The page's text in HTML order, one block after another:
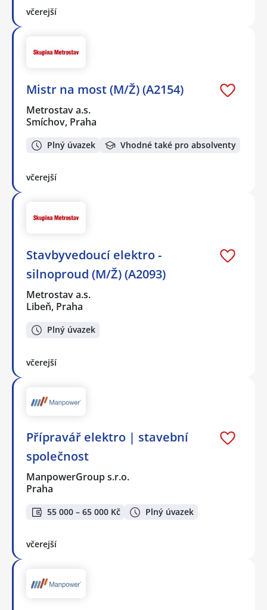
včerejší
Mistr na most (M/Ž) (A2154)
Metrostav a.s.
Smíchov, Praha
Plný úvazek Vhodné také pro absolventy
včerejší
Stavbyvedoucí elektro -
silnoproud (M/Ž) (A2093)
Metrostav a.s.
Libeň, Praha
Plný úvazek
včerejší
Přípravář elektro | stavební
společnost
ManpowerGroup s.r.o.
Praha
55 000 – 65 000 Kč Plný úvazek
včerejší